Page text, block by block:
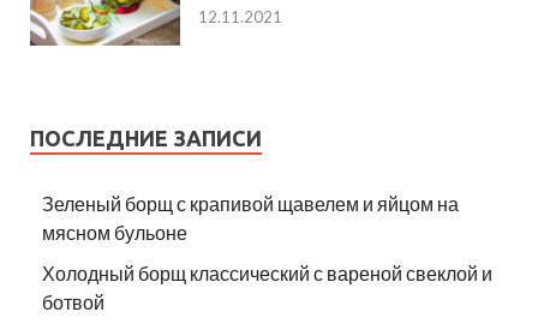
12.11.2021
ПОСЛЕДНИЕ ЗАПИСИ
Зеленый борщ с крапивой щавелем и яйцом на
мясном бульоне
Холодный борщ классический с вареной свеклой и
ботвой